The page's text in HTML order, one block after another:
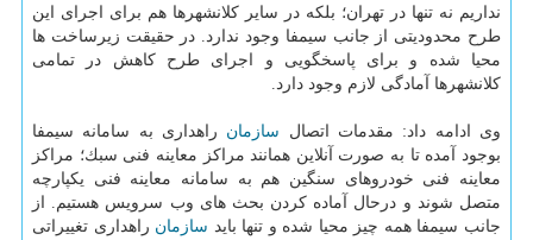
نداریم نه تنها در تهران؛ بلكه در سایر كلانشهرها هم برای اجرای این
طرح محدودیتی از جانب سیمفا وجود ندارد. در حقیقت زیرساخت ها
محیا شده و برای پاسخگویی و اجرای طرح كاهش در تمامی
كلانشهرها آمادگی لازم وجود دارد.
وی ادامه داد: مقدمات اتصال سازمان راهداری به سامانه سیمفا
بوجود آمده تا به صورت آنلاین همانند مراكز معاینه فنی سبك؛ مراكز
معاینه فنی خودروهای سنگین هم به سامانه معاینه فنی یكپارچه
متصل شوند و درحال آماده كردن بحث های وب سرویس هستیم. از
جانب سیمفا همه چیز محیا شده و تنها باید سازمان راهداری تغییراتی